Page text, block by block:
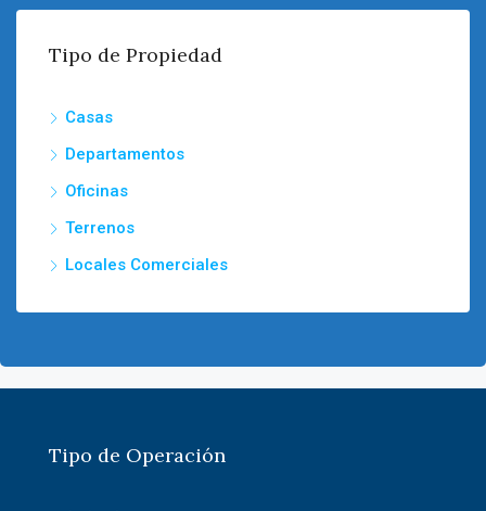
Tipo de Propiedad
Casas
Departamentos
Oficinas
Terrenos
Locales Comerciales
Tipo de Operación